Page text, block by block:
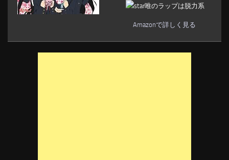
唯のラップは脱力系
Amazonで詳しく見る